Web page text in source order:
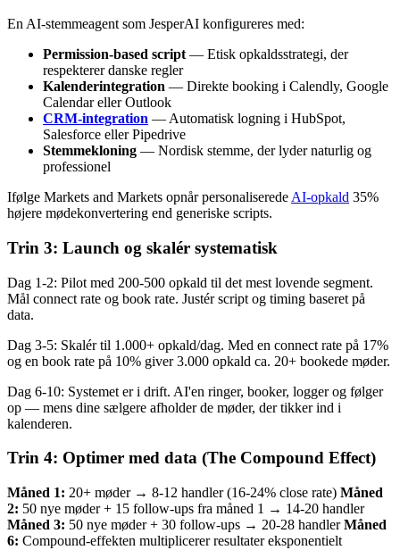
En AI-stemmeagent som JesperAI konfigureres med:
Permission-based script — Etisk opkaldsstrategi, der
respekterer danske regler
Kalenderintegration — Direkte booking i Calendly, Google
Calendar eller Outlook
CRM-integration — Automatisk logning i HubSpot,
Salesforce eller Pipedrive
Stemmekloning — Nordisk stemme, der lyder naturlig og
professionel
Ifølge Markets and Markets opnår personaliserede AI-opkald 35%
højere mødekonvertering end generiske scripts.
Trin 3: Launch og skalér systematisk
Dag 1-2: Pilot med 200-500 opkald til det mest lovende segment.
Mål connect rate og book rate. Justér script og timing baseret på
data.
Dag 3-5: Skalér til 1.000+ opkald/dag. Med en connect rate på 17%
og en book rate på 10% giver 3.000 opkald ca. 20+ bookede møder.
Dag 6-10: Systemet er i drift. AI'en ringer, booker, logger og følger
op — mens dine sælgere afholder de møder, der tikker ind i
kalenderen.
Trin 4: Optimer med data (The Compound Effect)
Måned 1: 20+ møder → 8-12 handler (16-24% close rate) Måned
2: 50 nye møder + 15 follow-ups fra måned 1 → 14-20 handler
Måned 3: 50 nye møder + 30 follow-ups → 20-28 handlerMåned
6: Compound-effekten multiplicerer resultater eksponentielt